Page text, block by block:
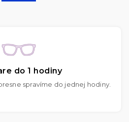
do 1 hodiny
spravíme do jednej hodiny.